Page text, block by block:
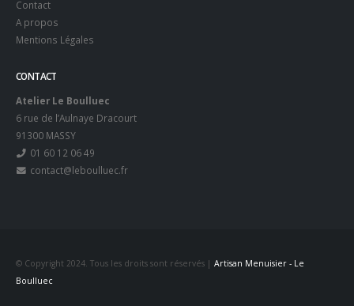
Contact
A propos
Mentions Légales
CONTACT
Atelier Le Boulluec
6 rue de l’Aulnaye Dracourt
91300 MASSY
01 60 12 06 49
contact@leboulluec.fr
© Copyright 2024. Tous les droits sont réservés | Artisan Menuisier - Le
Boulluec